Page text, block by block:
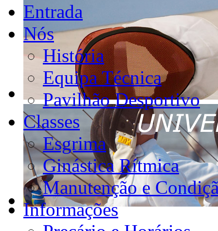
Entrada
Nós
História
Equipa Técnica
Pavilhão Desportivo
Classes
Esgrima
Ginástica Rítmica
Manutenção e
Informações